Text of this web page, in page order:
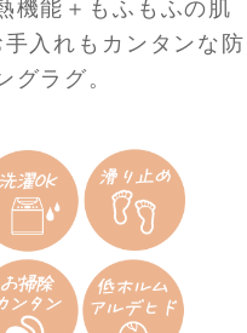
機能＋もふもふの肌
入れもカンタンな防
グラグ。